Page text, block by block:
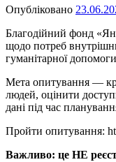
Опубліковано
Благодійний фонд
щодо потреб
гуманітарної
Мета опитування —
людей, оцінити
дані під час
Пройти опитування:
Важливо: це НЕ